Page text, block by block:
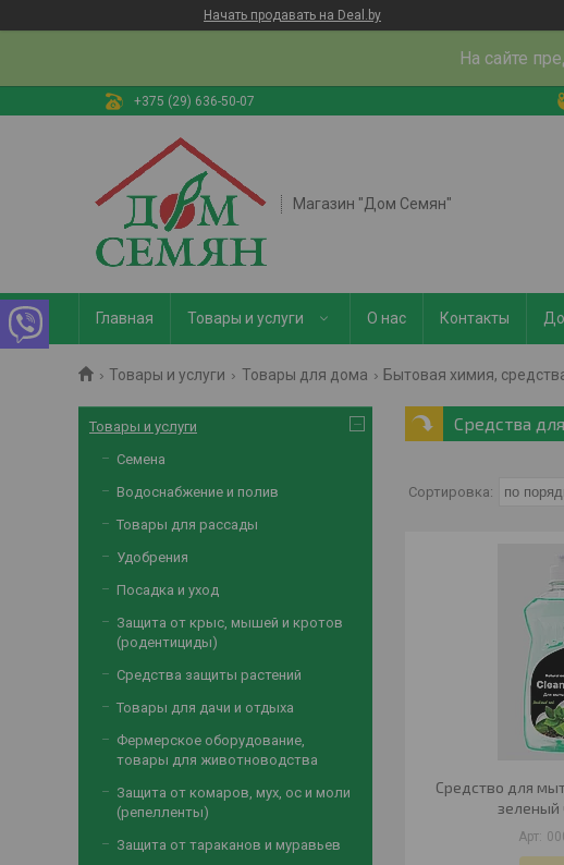
Начать продавать на Deal.by
На сайте
+375 (29) 636-50-07
Магазин "Дом Семян"
Главная Товары и услуги О нас Контакты
Товары и услуги Товары для дома Бытовая химия,
Средства
Средство для
зеленый
Товары и услуги
Семена
Водоснабжение и полив
Товары для рассады
Удобрения
Посадка и уход
Защита от крыс, мышей и кротов
(родентициды)
Средства защиты растений
Товары для дачи и отдыха
Фермерское оборудование,
товары для животноводства
Защита от комаров, мух, ос и моли
(репелленты)
Защита от тараканов и муравьев